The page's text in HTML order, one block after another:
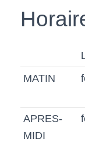
MATIN
APRES-
MIDI